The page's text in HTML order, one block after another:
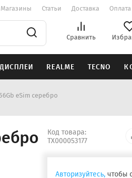
Магазины Статьи Доставка Оплата
Сравнить
REALME TECNO
eSim серебро
Код товара:
ТХ000053177
Авторизуйтесь, чтобы